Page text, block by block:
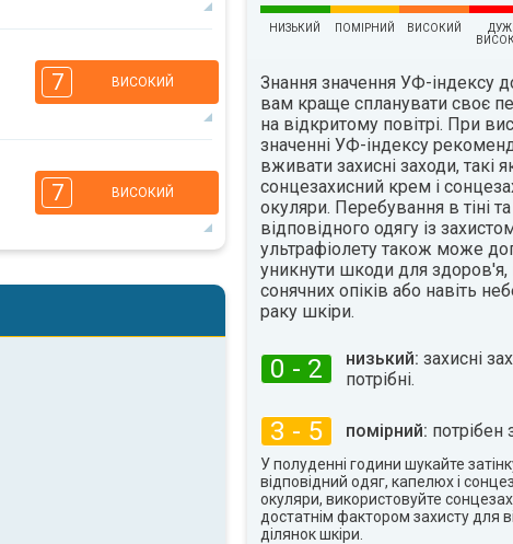
34°макс.
3
16:00
2
35°макс.
7 ВИСОКИЙ
3
16:00
33°макс.
7 ВИСОКИЙ
3
НИЗЬКИЙ ПОМІРНИЙ ВИСОКИЙ
Знання значення УФ-індексу
вам краще спланувати своє
на відкритому повітрі. При
значенні УФ-індексу
вживати захисні заходи, такі
сонцезахисний крем і
окуляри. Перебування в тіні
відповідного одягу із
ультрафіолету також може
уникнути шкоди для здоров'я,
сонячних опіків або навіть
раку шкіри.
0 - 2 низький: захисні
потрібні.
3 - 5 помірний: потрібен
У полуденні години шукайте
відповідний одяг, капелюх і
окуляри, використовуйте
достатнім фактором захисту для
ділянок шкіри.